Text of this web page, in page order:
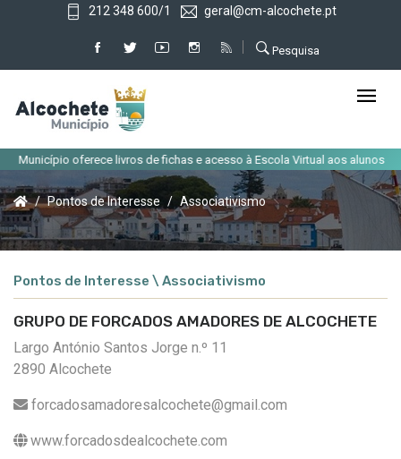
212 348 600/1 geral@cm-alcochete.pt
Pesquisa
oferece livros de fichas e acesso à Escola Virtual aos alunos do
Pontos de Interesse Associativismo
Pontos de Interesse \ Associativismo
GRUPO DE FORCADOS AMADORES DE ALCOCHETE
Largo António Santos Jorge n.º 11
2890 Alcochete
forcadosamadoresalcochete@gmail.com
www.forcadosdealcochete.com